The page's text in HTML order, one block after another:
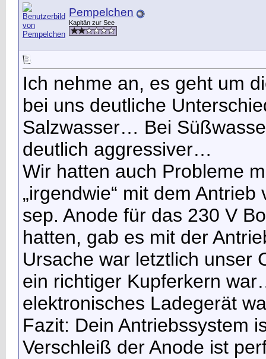
Pempelchen
Kapitän zur See
Ich nehme an, es geht um
bei uns deutliche
Salzwasser… Bei
deutlich aggressiver…
Wir hatten auch Probleme
„irgendwie“ mit dem
sep. Anode für das 230 V
hatten, gab es mit der
Ursache war letztlich unser
ein richtiger Kupferkern
elektronisches Ladegerät
Fazit: Dein Antriebssystem
Verschleiß der Anode ist